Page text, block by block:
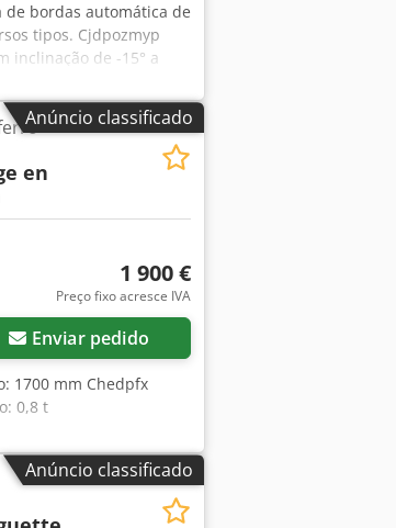
de bordas automática de
tipos. Cjdpozmyp
inclinação de -15° a
Altura de trabalho:
Ar comprimido: 6
mm (altura). Peso:
Anúncio classificado
en
1 900 €
Preço fixo acresce IVA
Enviar pedido
1700 mm Chedpfx
0,8 t
Anúncio classificado